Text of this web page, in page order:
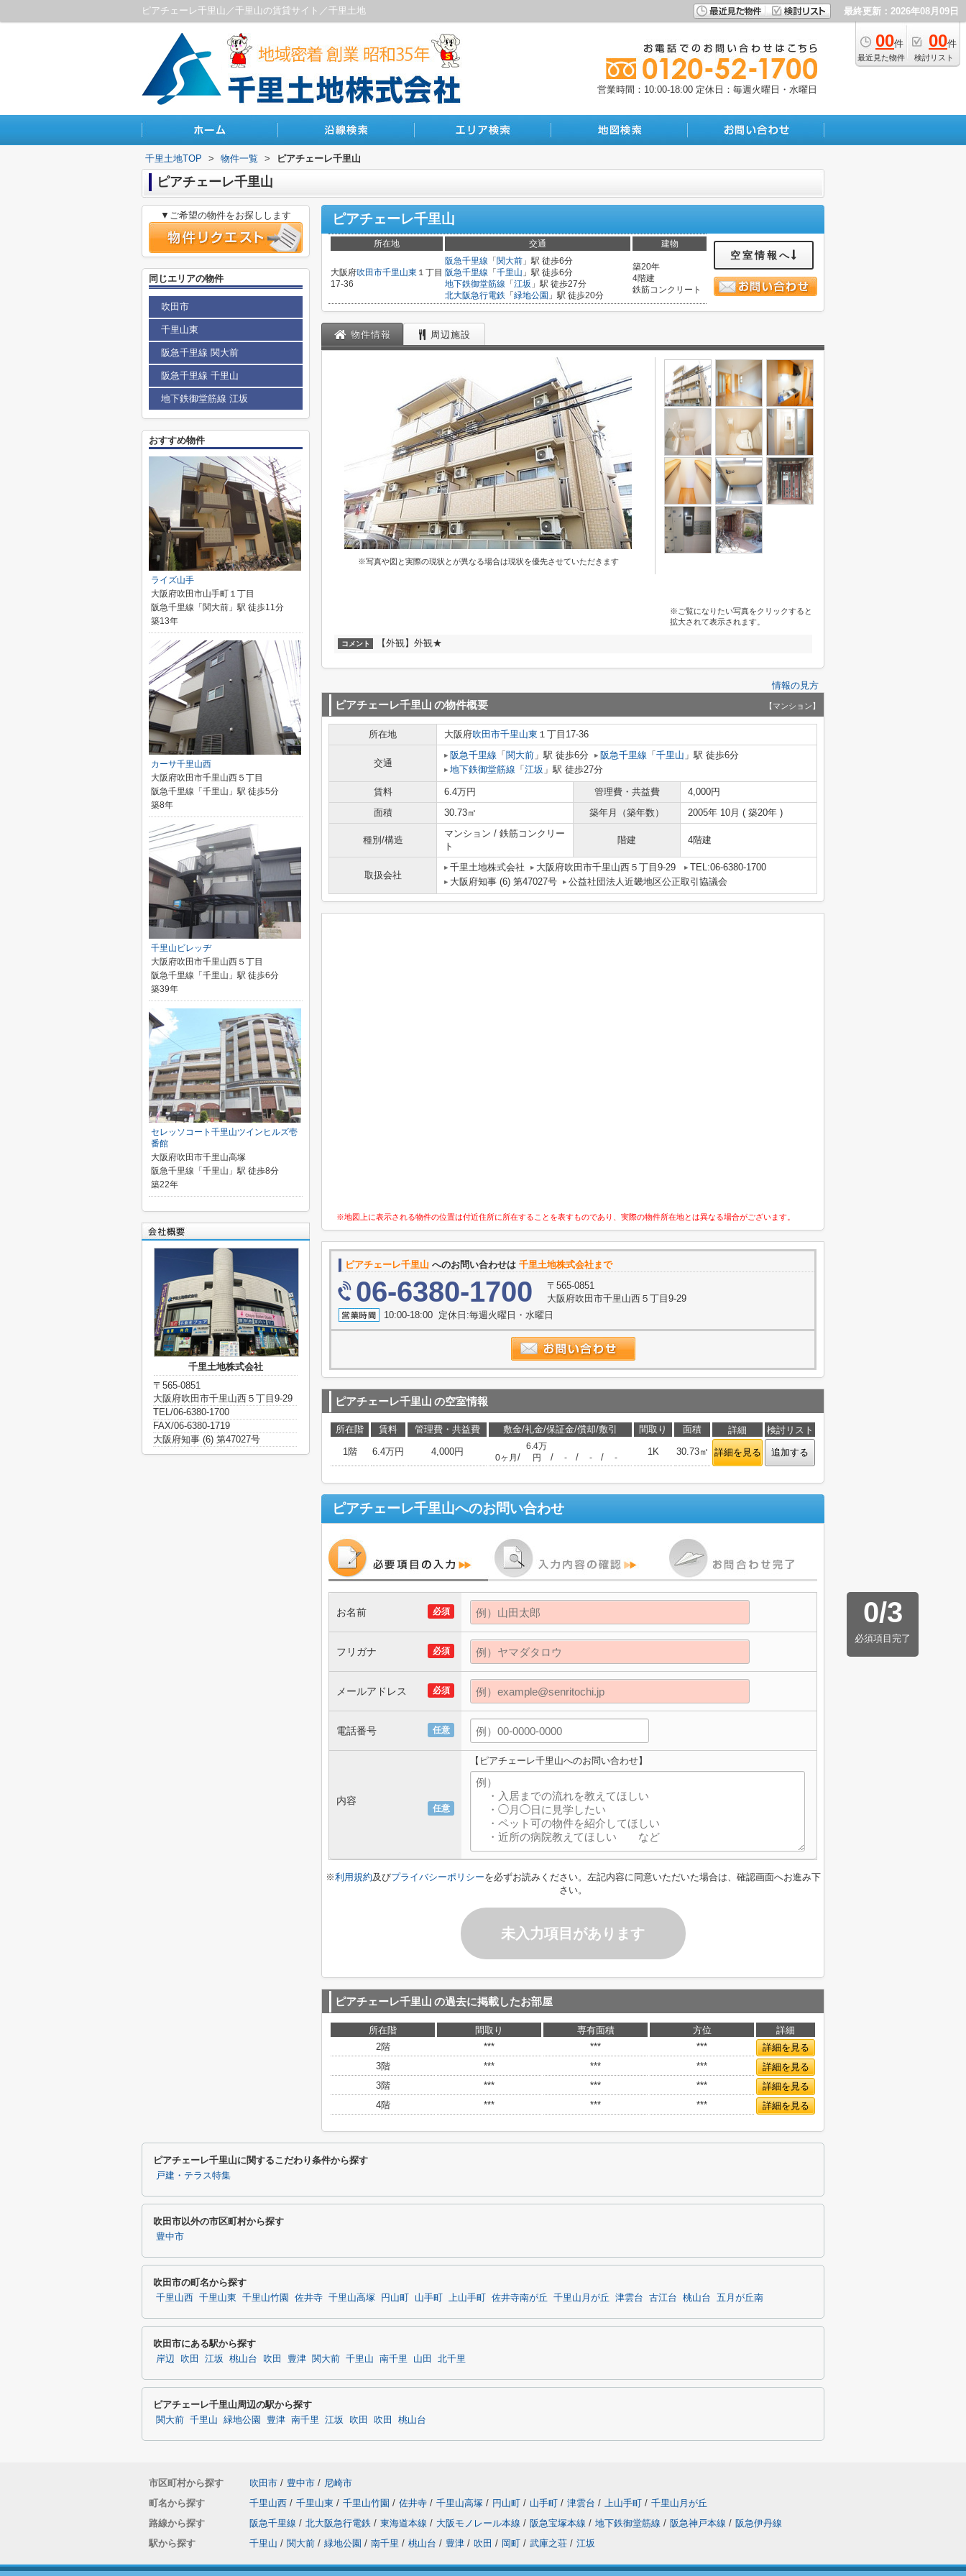
ピアチェーレ千里山／千里山の賃貸サイト／千里土地 最終更新：2026年08月09日
00件
最近見た物件
00件
検討リスト
営業時間：10:00-18:00 定休日：毎週火曜日・水曜日
千里土地TOP > 物件一覧 > ピアチェーレ千里山
ピアチェーレ千里山
ピアチェーレ千里山
所在地 交通 建物
大阪府吹田市千里山東 １丁目
17-36
阪急千里線 「 関大前 」駅 徒歩6分
阪急千里線 「 千里山 」駅 徒歩6分
地下鉄御堂筋線 「 江坂 」駅 徒歩27分
北大阪急行電鉄 「 緑地公園 」駅 徒歩20分
築20年
4階建
鉄筋コンクリート
空室情報へ
物件情報 周辺施設
※写真や図と実際の現状とが異なる場合は現状を優先させていただきます
※ご覧になりたい写真をクリックすると
拡大されて表示されます。
コメント 【外観】外観★
情報の見方
ピアチェーレ千里山 の物件概要 【マンション】
所在地 大阪府吹田市千里山東 １丁目17-36
交通
阪急千里線 「 関大前 」駅 徒歩6分 阪急千里線 「 千里山 」駅 徒歩6分
地下鉄御堂筋線 「 江坂 」駅 徒歩27分
賃料 6.4万円 管理費・共益費
4,000円
面積
30.73㎡ 築年月（築年数） 2005年 10月 ( 築20年 )
種別/構造
マンション / 鉄筋コンクリー
ト
階建 4階建
取扱会社
千里土地株式会社 大阪府吹田市千里山西５丁目9-29
TEL:06-6380-1700
大阪府知事 (6) 第47027号
公益社団法人近畿地区公正取引協議会
※地図上に表示される物件の位置は付近住所に所在することを表すものであり、実際の物件所在地とは異なる場合がございます。
ピアチェーレ千里山 へのお問い合わせは 千里土地株式会社まで
06-6380-1700
〒565-0851
大阪府吹田市千里山西５丁目9-29
10:00-18:00 定休日:毎週火曜日・水曜日
ピアチェーレ千里山 の空室情報
所在階 賃料 管理費・共益費 敷金/礼金/保証金/償却/敷引 間取り 面積 詳細
検討リスト
1階
6.4万円 4,000円
0ヶ月 /
6.4万
円
/ - / - / -
1K 30.73㎡ 詳細を見る 追加する
ピアチェーレ千里山へのお問い合わせ
0/3
必須項目完了
必須
お名前
必須
フリガナ
必須
メールアドレス
任意
電話番号
任意
内容
【ピアチェーレ千里山へのお問い合わせ】
※利用規約及びプライバシーポリシーを必ずお読みください。左記内容に同意いただいた場合は、確認画面へお進み下
さい。
未入力項目があります
ピアチェーレ千里山 の過去に掲載したお部屋
所在階 間取り 専有面積 方位
詳細
2階
*** *** ***
詳細を見る
3階
*** *** ***
詳細を見る
3階
*** *** ***
詳細を見る
4階
*** *** *** 詳細を見る
▼ご希望の物件をお探しします
同じエリアの物件
吹田市
千里山東
阪急千里線 関大前
阪急千里線 千里山
地下鉄御堂筋線 江坂
おすすめ物件
ライズ山手
大阪府吹田市山手町１丁目
阪急千里線「関大前」駅 徒歩11分
築13年
カーサ千里山西
大阪府吹田市千里山西５丁目
阪急千里線「千里山」駅 徒歩5分
築8年
千里山ビレッヂ
大阪府吹田市千里山西５丁目
阪急千里線「千里山」駅 徒歩6分
築39年
セレッソコート千里山ツインヒルズ壱
番館
大阪府吹田市千里山高塚
阪急千里線「千里山」駅 徒歩8分
築22年
千里土地株式会社
〒565-0851
大阪府吹田市千里山西５丁目9-29
TEL/06-6380-1700
FAX/06-6380-1719
大阪府知事 (6) 第47027号
ピアチェーレ千里山に関するこだわり条件から探す
戸建・テラス特集
吹田市以外の市区町村から探す
豊中市
吹田市の町名から探す
千里山西 千里山東 千里山竹園 佐井寺 千里山高塚 円山町 山手町 上山手町 佐井寺南が丘 千里山月が丘 津雲台 古江台 桃山台 五月が丘南
吹田市にある駅から探す
岸辺 吹田 江坂 桃山台 吹田 豊津 関大前 千里山 南千里 山田 北千里
ピアチェーレ千里山周辺の駅から探す
関大前 千里山 緑地公園 豊津 南千里 江坂 吹田 吹田 桃山台
市区町村から探す 吹田市 / 豊中市 / 尼崎市
町名から探す
千里山西 / 千里山東 / 千里山竹園 / 佐井寺 / 千里山高塚 / 円山町 / 山手町 / 津雲台 / 上山手町 / 千里山月が丘
路線から探す
阪急千里線 / 北大阪急行電鉄 / 東海道本線 / 大阪モノレール本線 / 阪急宝塚本線 / 地下鉄御堂筋線 / 阪急神戸本線 / 阪急伊丹線
駅から探す
千里山 / 関大前 / 緑地公園 / 南千里 / 桃山台 / 豊津 / 吹田 / 岡町 / 武庫之荘 / 江坂